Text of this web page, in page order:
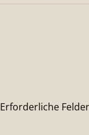
Erforderliche